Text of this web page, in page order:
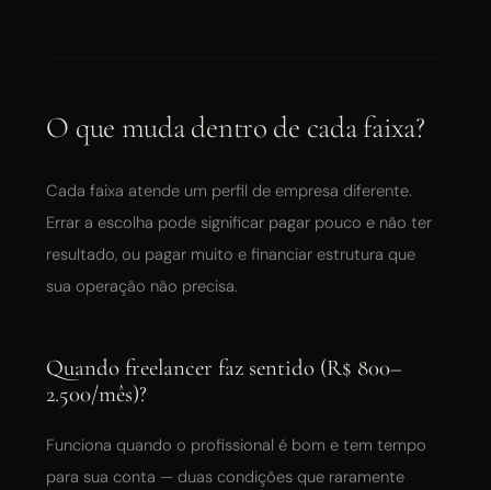
O que muda dentro de cada faixa?
Cada faixa atende um perfil de empresa diferente.
Errar a escolha pode significar pagar pouco e não ter
resultado, ou pagar muito e financiar estrutura que
sua operação não precisa.
Quando freelancer faz sentido (R$ 800–
2.500/mês)?
Funciona quando o profissional é bom e tem tempo
para sua conta — duas condições que raramente